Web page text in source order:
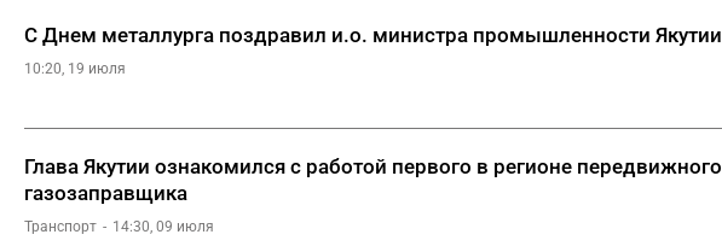
С Днем металлурга поздравил и.о. министра промышленности Якутии
10:20, 19 июля
Глава Якутии ознакомился с работой первого в регионе передвижного
газозаправщика
Транспорт 14:30, 09 июля